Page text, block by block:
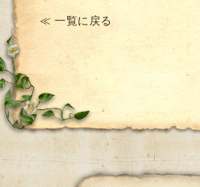
≪ 一覧に戻る